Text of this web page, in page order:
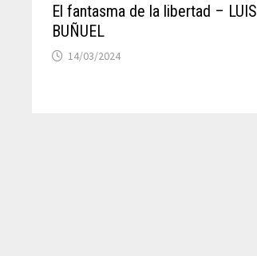
El fantasma de la libertad – LUIS
BUÑUEL
14/03/2024